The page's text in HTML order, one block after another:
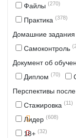
Файлы (270)
Практика (378)
Домашние задания
Самоконтроль
Документ об
Диплом (70)
Перспективы
Стажировка (11)
Лидер (608)
18+ (32)